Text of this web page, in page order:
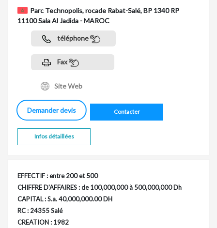
Parc Technopolis, rocade Rabat-Salé, BP 1340 RP
11100 Sala Al Jadida - MAROC
téléphone
Fax
Site Web
Demander devis Contacter
Infos détaillées
EFFECTIF : entre 200 et 500
CHIFFRE D'AFFAIRES : de 100,000,000 à 500,000,000 Dh
CAPITAL : S.a. 40,000,000.00 DH
RC : 24355 Salé
CREATION : 1982